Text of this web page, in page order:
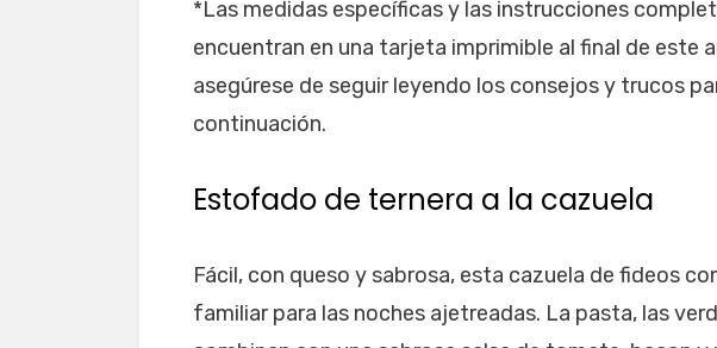
*Las medidas específicas y las instrucciones
encuentran en una tarjeta imprimible al final de este
asegúrese de seguir leyendo los consejos y trucos
continuación.
Estofado de ternera a la cazuela
Fácil, con queso y sabrosa, esta cazuela de fideos
familiar para las noches ajetreadas. La pasta, las